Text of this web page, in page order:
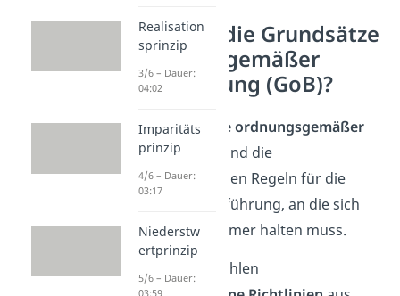
Was sind die Grundsätze
ordnungsgemäßer
Buchführung (GoB)?
DieGrundsätze ordnungsgemäßer
Buchführung
sind die
allgemeingültigen Regeln für die
deutsche Buchführung, an die sich
jeder Unternehmer halten muss.
Zu den GoBs zählen
Realisation
sprinzip
3/6 – Dauer:
04:02
Imparitäts
prinzip
4/6 – Dauer:
03:17
Niederstw
ertprinzip
5/6 – Dauer:
03:59